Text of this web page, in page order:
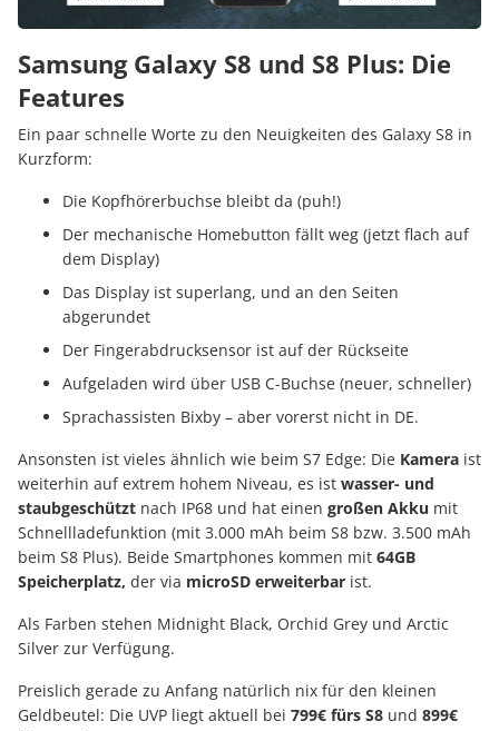
Samsung Galaxy S8 und S8 Plus: Die
Features
Ein paar schnelle Worte zu den Neuigkeiten des Galaxy S8 in
Kurzform:
Die Kopfhörerbuchse bleibt da (puh!)
Der mechanische Homebutton fällt weg (jetzt flach auf
dem Display)
Das Display ist superlang, und an den Seiten
abgerundet
Der Fingerabdrucksensor ist auf der Rückseite
Aufgeladen wird über USB C-Buchse (neuer, schneller)
Sprachassisten Bixby – aber vorerst nicht in DE.
Ansonsten ist vieles ähnlich wie beim S7 Edge: Die Kamera ist
weiterhin auf extrem hohem Niveau, es ist wasser- und
staubgeschützt nach IP68 und hat einen großen Akku mit
Schnellladefunktion (mit 3.000 mAh beim S8 bzw. 3.500 mAh
beim S8 Plus). Beide Smartphones kommen mit 64GB
Speicherplatz, der via microSD erweiterbar ist.
Als Farben stehen Midnight Black, Orchid Grey und Arctic
Silver zur Verfügung.
Preislich gerade zu Anfang natürlich nix für den kleinen
Geldbeutel: Die UVP liegt aktuell bei 799€ fürs S8 und 899€